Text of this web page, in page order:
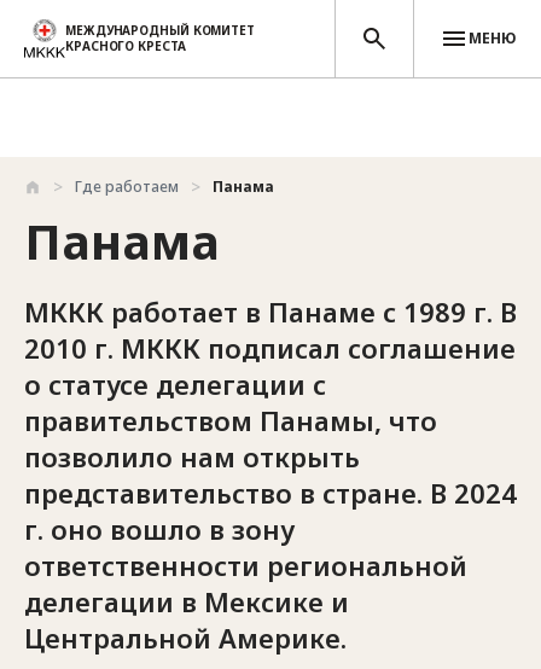
Перейти к основному содержанию
МЕЖДУНАРОДНЫЙ КОМИТЕТ
КРАСНОГО КРЕСТА
МЕНЮ
Где работаем Панама
Панама
МККК работает в Панаме с 1989 г. В
2010 г. МККК подписал соглашение
о статусе делегации с
правительством Панамы, что
позволило нам открыть
представительство в стране. В 2024
г. оно вошло в зону
ответственности региональной
делегации в Мексике и
Центральной Америке.